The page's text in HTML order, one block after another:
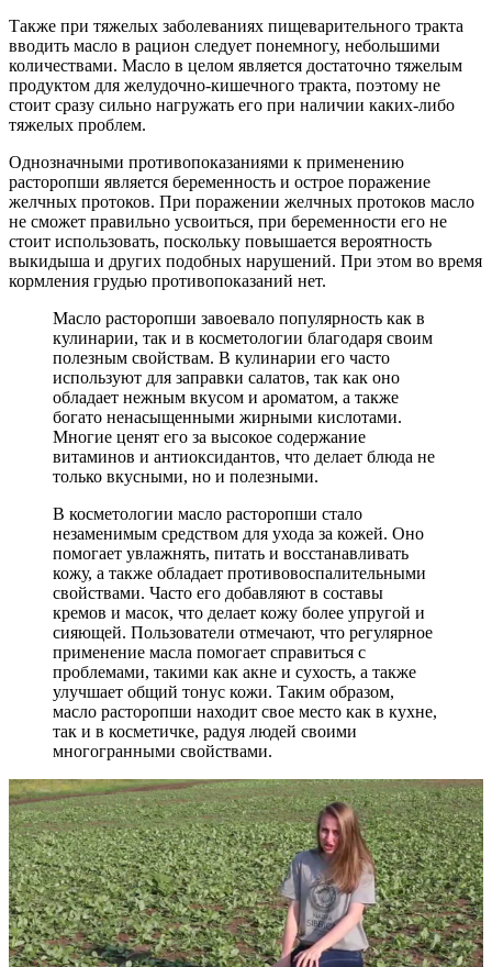
Также при тяжелых заболеваниях пищеварительного тракта
вводить масло в рацион следует понемногу, небольшими
количествами. Масло в целом является достаточно тяжелым
продуктом для желудочно-кишечного тракта, поэтому не
стоит сразу сильно нагружать его при наличии каких-либо
тяжелых проблем.
Однозначными противопоказаниями к применению
расторопши является беременность и острое поражение
желчных протоков. При поражении желчных протоков масло
не сможет правильно усвоиться, при беременности его не
стоит использовать, поскольку повышается вероятность
выкидыша и других подобных нарушений. При этом во время
кормления грудью противопоказаний нет.
Масло расторопши завоевало популярность как в
кулинарии, так и в косметологии благодаря своим
полезным свойствам. В кулинарии его часто
используют для заправки салатов, так как оно
обладает нежным вкусом и ароматом, а также
богато ненасыщенными жирными кислотами.
Многие ценят его за высокое содержание
витаминов и антиоксидантов, что делает блюда не
только вкусными, но и полезными.
В косметологии масло расторопши стало
незаменимым средством для ухода за кожей. Оно
помогает увлажнять, питать и восстанавливать
кожу, а также обладает противовоспалительными
свойствами. Часто его добавляют в составы
кремов и масок, что делает кожу более упругой и
сияющей. Пользователи отмечают, что регулярное
применение масла помогает справиться с
проблемами, такими как акне и сухость, а также
улучшает общий тонус кожи. Таким образом,
масло расторопши находит свое место как в кухне,
так и в косметичке, радуя людей своими
многогранными свойствами.